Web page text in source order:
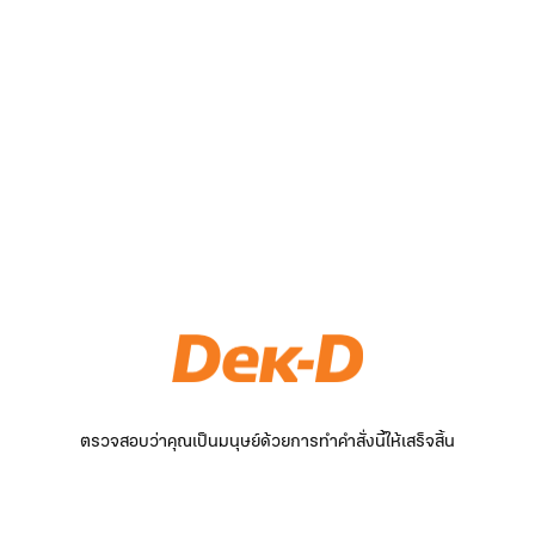
ตรวจสอบว่าคุณเป็นมนุษย์ด้วยการทำคำสั่งนี้ให้เสร็จสิ้น